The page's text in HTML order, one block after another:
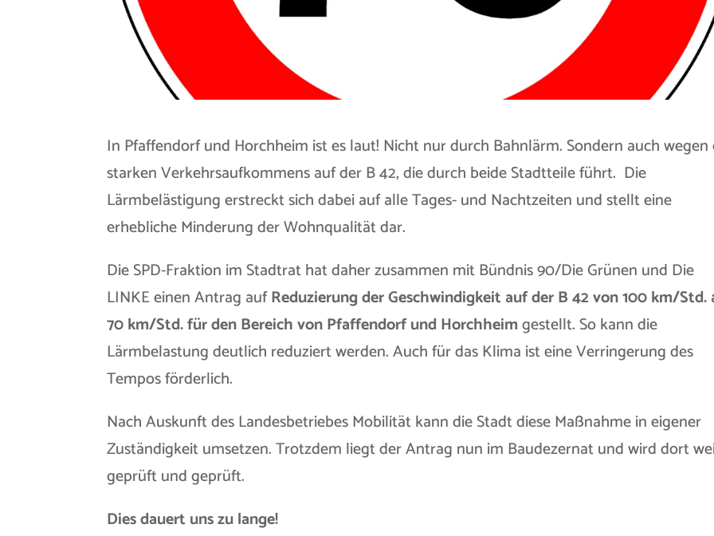
In Pfaffendorf und Horchheim ist es laut! Nicht nur durch Bahnlärm. Sondern auch wegen
starken Verkehrsaufkommens auf der B 42, die durch beide Stadtteile führt. Die
Lärmbelästigung erstreckt sich dabei auf alle Tages- und Nachtzeiten und stellt eine
erhebliche Minderung der Wohnqualität dar.
Die SPD-Fraktion im Stadtrat hat daher zusammen mit Bündnis 90/Die Grünen und Die
LINKE einen Antrag aufReduzierung der Geschwindigkeit auf der B 42 von 100 km/Std.
70 km/Std. für den Bereich von Pfaffendorf und Horchheimgestellt. So kann die
Lärmbelastung deutlich reduziert werden. Auch für das Klima ist eine Verringerung des
Tempos förderlich.
Nach Auskunft des Landesbetriebes Mobilität kann die Stadt diese Maßnahme in eigener
Zuständigkeit umsetzen. Trotzdem liegt der Antrag nun im Baudezernat und wird dort
geprüft und geprüft.
Dies dauert uns zu lange!